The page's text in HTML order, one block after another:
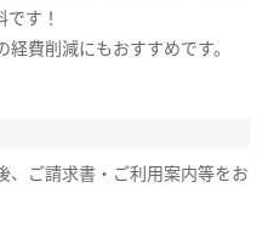
す！
経費削減にもおすすめです。
、ご請求書・ご利用案内等をお